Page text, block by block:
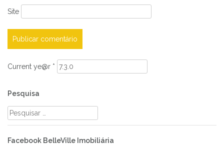
Site
Current ye@r *
Pesquisa
Pesquisar
por:
Facebook BelleVille Imobiliária